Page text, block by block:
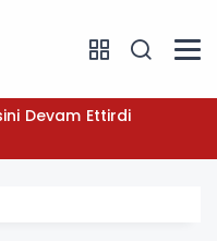
Devam Ettirdi